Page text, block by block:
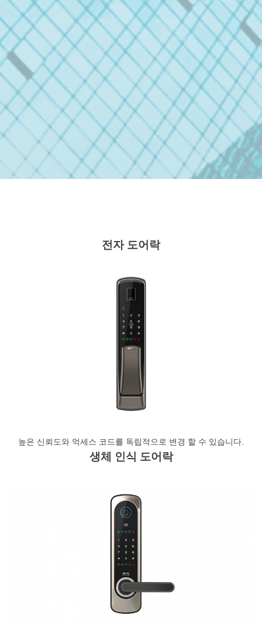
전자 도어락
높은 신뢰도와 억세스 코드를 독립적으로 변경 할 수 있습니다.
생체 인식 도어락